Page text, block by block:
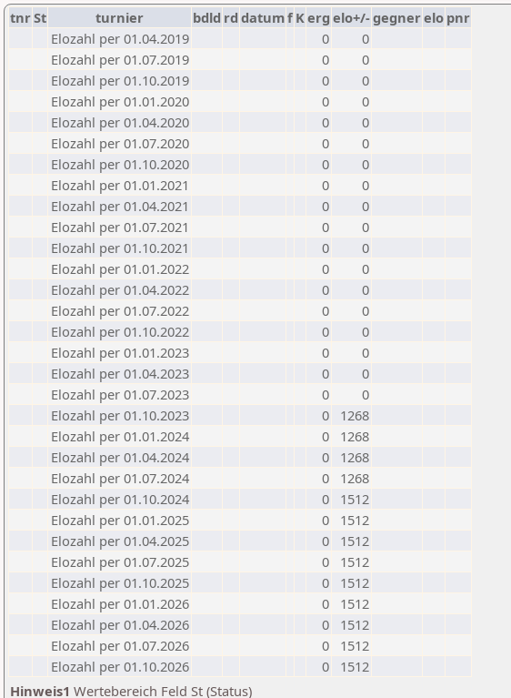
tnrSt turnier bdld rd datumf Kerg elo+/-gegnerelo pnr
Elozahl per 01.04.2019
0
0
Elozahl per 01.07.2019
0
0
Elozahl per 01.10.2019
0
0
Elozahl per 01.01.2020
0
0
Elozahl per 01.04.2020
0
0
Elozahl per 01.07.2020
0
0
Elozahl per 01.10.2020
0
0
Elozahl per 01.01.2021
0
0
Elozahl per 01.04.2021
0
0
Elozahl per 01.07.2021
0
0
Elozahl per 01.10.2021
0
0
Elozahl per 01.01.2022
0
0
Elozahl per 01.04.2022
0
0
Elozahl per 01.07.2022
0
0
Elozahl per 01.10.2022
0
0
Elozahl per 01.01.2023
0
0
Elozahl per 01.04.2023
0
0
Elozahl per 01.07.2023
0
0
Elozahl per 01.10.2023
0
1268
Elozahl per 01.01.2024
0
1268
Elozahl per 01.04.2024
0
1268
Elozahl per 01.07.2024
0
1268
Elozahl per 01.10.2024
0
1512
Elozahl per 01.01.2025
0
1512
Elozahl per 01.04.2025
0
1512
Elozahl per 01.07.2025
0
1512
Elozahl per 01.10.2025
0
1512
Elozahl per 01.01.2026
0
1512
Elozahl per 01.04.2026
0
1512
Elozahl per 01.07.2026
0
1512
Elozahl per 01.10.2026
0
1512
Hinweis1 Wertebereich Feld St (Status)